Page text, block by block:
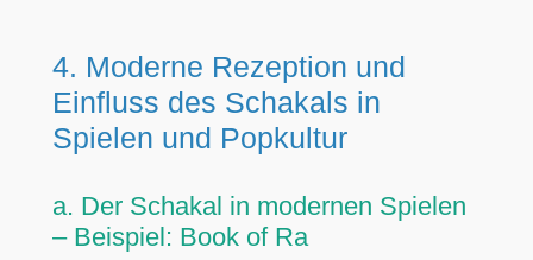
4. Moderne Rezeption und
Einfluss des Schakals in
Spielen und Popkultur
a. Der Schakal in modernen Spielen
– Beispiel: Book of Ra